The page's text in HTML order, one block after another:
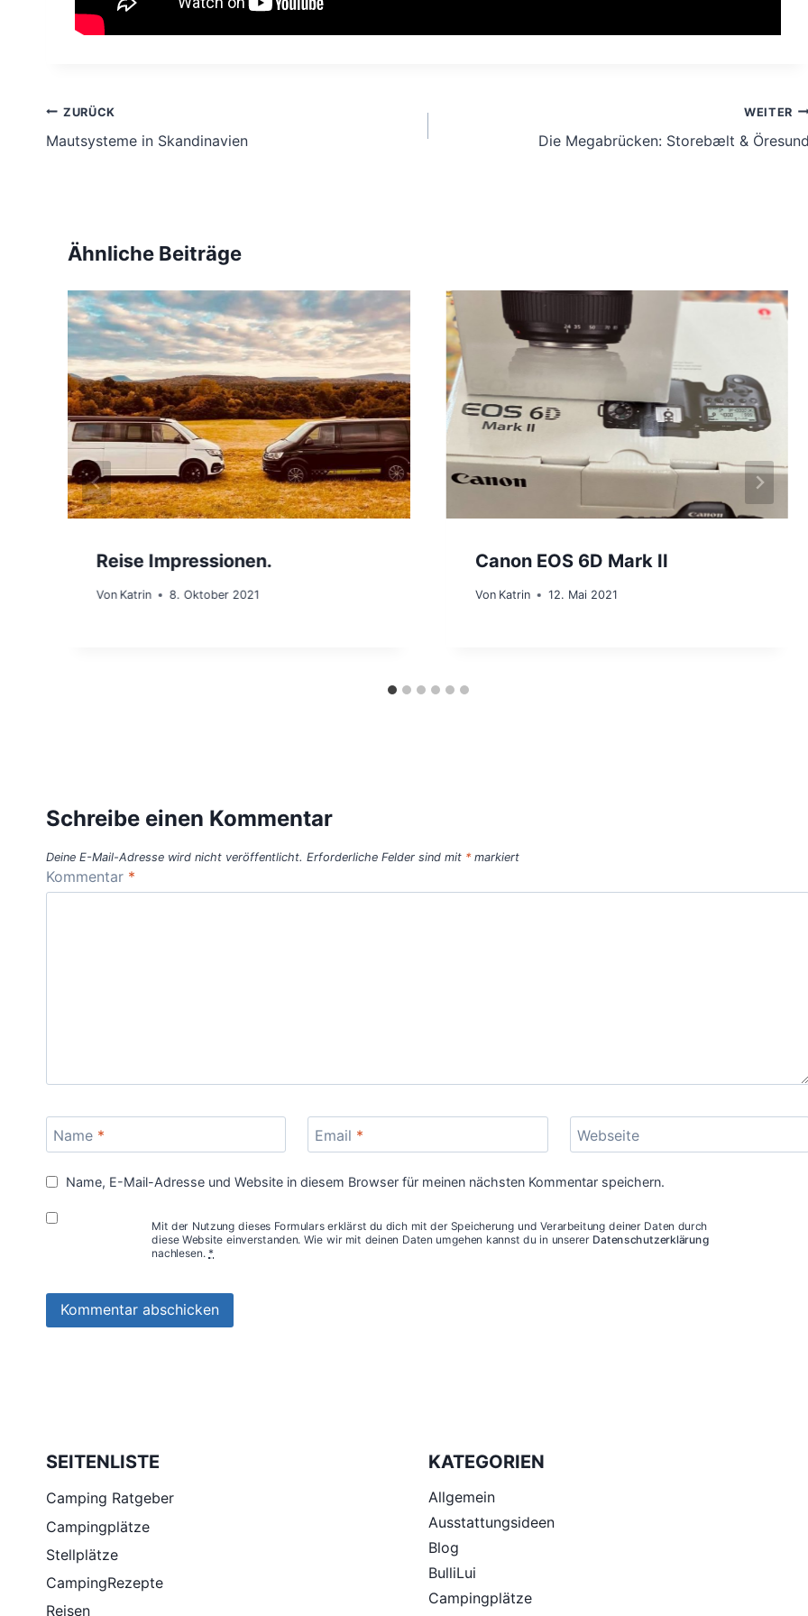
Beitragsnavigation
ZURÜCK
Mautsysteme in Skandinavien
WEITER
Die Megabrücken: Storebælt & Öresund
Ähnliche Beiträge
Reise Impressionen.
Von Katrin 8. Oktober 2021
Canon EOS 6D Mark II
Von Katrin 12. Mai 2021
Schreibe einen Kommentar
Deine E-Mail-Adresse wird nicht veröffentlicht. Erforderliche Felder sind mit *markiert
Kommentar *
Name * Email * Webseite
Name, E-Mail-Adresse und Website in diesem Browser für meinen nächsten Kommentar speichern.
Mit der Nutzung dieses Formulars erklärst du dich mit der Speicherung und Verarbeitung deiner Daten durch
diese Website einverstanden. Wie wir mit deinen Daten umgehen kannst du in unserer Datenschutzerklärung
nachlesen.*
SEITENLISTE
Camping Ratgeber
Campingplätze
Stellplätze
CampingRezepte
Reisen
KATEGORIEN
Allgemein
Ausstattungsideen
Blog
BulliLui
Campingplätze